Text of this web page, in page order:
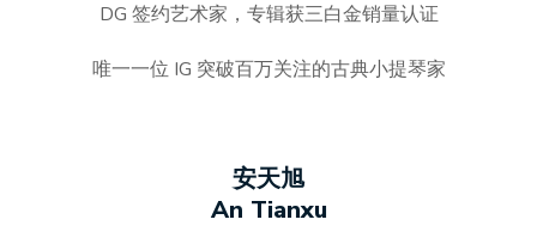
DG 签约艺术家，专辑获三白金销量认证
唯一一位 IG 突破百万关注的古典小提琴家
安天旭
An Tianxu